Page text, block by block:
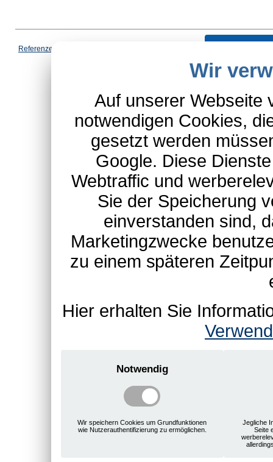
Referenzen
*Schulte-Hauptkatalog,
Wir
Auf unserer Webseite
notwendigen Cookies,
gesetzt werden
Google. Diese
Webtraffic und
Sie der Speicherung
einverstanden sind,
Marketingzwecke
zu einem späteren
Hier erhalten Sie
Notwendig
Wir speichern Cookies um Grundfunktionen
wie Nutzerauthentifizierung zu ermöglichen.
Jegliche
Seite